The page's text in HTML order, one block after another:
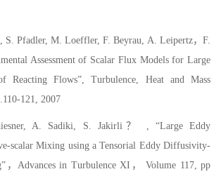
S. Pfadler, M. Loeffler, F. Beyrau, A. Leipertz，F.
Assessment of Scalar Flux Models for Large
Reacting Flows”, Turbulence, Heat and Mass
121, 2007
A. Sadiki, S. Jakirli？ , “Large Eddy
scalar Mixing using a Tensorial Eddy Diffusivity-
，Advances in Turbulence XI， Volume 117, pp